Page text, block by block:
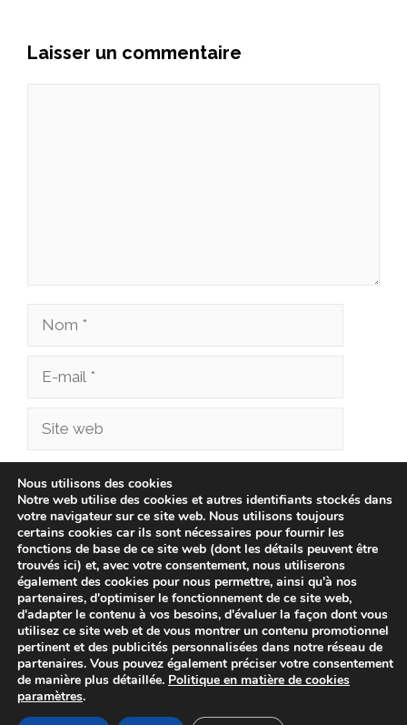
Laisser un commentaire
Nom
Site
Enregistrer mon nom, mon e-mail et mon
site dans le navigateur pour mon prochain
commentaire.
© 2026 btcmotors.fr -
Nous utilisons des cookies
Notre web utilise des cookies et autres identifiants stockés dans
votre navigateur sur ce site web. Nous utilisons toujours
certains cookies car ils sont nécessaires pour fournir les
fonctions de base de ce site web (dont les détails peuvent être
trouvés ici) et, avec votre consentement, nous utiliserons
également des cookies pour nous permettre, ainsi qu'à nos
partenaires, d'optimiser le fonctionnement de ce site web,
d'adapter le contenu à vos besoins, d'évaluer la façon dont vous
utilisez ce site web et de vous montrer un contenu promotionnel
pertinent et des publicités personnalisées dans notre réseau de
partenaires. Vous pouvez également préciser votre consentement
de manière plus détaillée. Politique en matière de cookies
paramètres.